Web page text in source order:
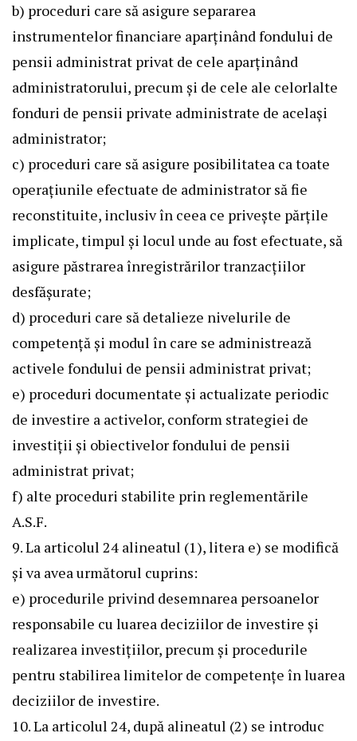
b) proceduri care să asigure separarea
instrumentelor financiare aparținând fondului de
pensii administrat privat de cele aparținând
administratorului, precum și de cele ale celorlalte
fonduri de pensii private administrate de același
administrator;
c) proceduri care să asigure posibilitatea ca toate
operațiunile efectuate de administrator să fie
reconstituite, inclusiv în ceea ce privește părțile
implicate, timpul și locul unde au fost efectuate, să
asigure păstrarea înregistrărilor tranzacțiilor
desfășurate;
d) proceduri care să detalieze nivelurile de
competență și modul în care se administrează
activele fondului de pensii administrat privat;
e) proceduri documentate și actualizate periodic
de investire a activelor, conform strategiei de
investiții și obiectivelor fondului de pensii
administrat privat;
f) alte proceduri stabilite prin reglementările
A.S.F.
9. La articolul 24 alineatul (1), litera e) se modifică
și va avea următorul cuprins:
e) procedurile privind desemnarea persoanelor
responsabile cu luarea deciziilor de investire și
realizarea investițiilor, precum și procedurile
pentru stabilirea limitelor de competențe în luarea
deciziilor de investire.
10. La articolul 24, după alineatul (2) se introduc